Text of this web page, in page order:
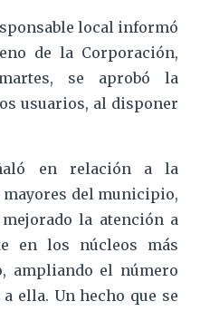
local informó
de la Corporación,
se aprobó la
usuarios, al disponer
en relación a la
mayores del municipio,
la atención a
en los núcleos más
ampliando el número
ella. Un hecho que se